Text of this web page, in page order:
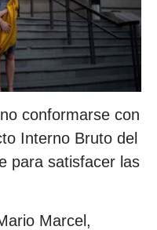
conformarse con
Interno Bruto del
para satisfacer las
Marcel,